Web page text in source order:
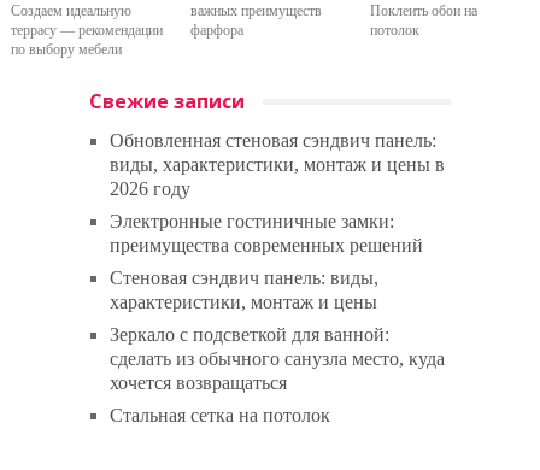
Создаем идеальную
террасу — рекомендации
по выбору мебели
важных преимуществ
фарфора
Поклеить обои на
потолок
Свежие записи
Обновленная стеновая сэндвич панель:
виды, характеристики, монтаж и цены в
2026 году
Электронные гостиничные замки:
преимущества современных решений
Стеновая сэндвич панель: виды,
характеристики, монтаж и цены
Зеркало с подсветкой для ванной:
сделать из обычного санузла место, куда
хочется возвращаться
Стальная сетка на потолок